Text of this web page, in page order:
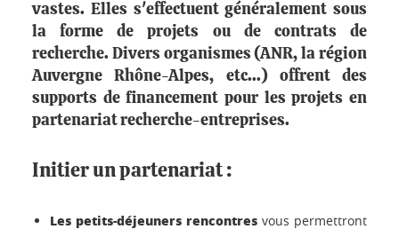
vastes. Elles s'effectuent généralement sous
la forme de projets ou de contrats de
recherche. Divers organismes (ANR, la région
Auvergne Rhône-Alpes, etc...) offrent des
supports de financement pour les projets en
partenariat recherche-entreprises.
Initier un partenariat :
Les petits-déjeuners rencontres vous permettront